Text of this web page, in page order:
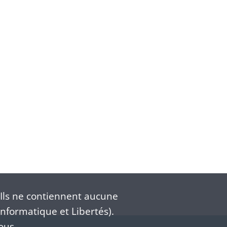
ne contiennent aucune
et Libertés).